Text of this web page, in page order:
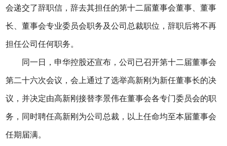
会递交了辞职信，辞去其担任的第十二届董事会董事、董事
长、董事会专业委员会职务及公司总裁职位，辞职后将不再
担任公司任何职务。
同一日，申华控股还宣布，公司已召开第十二届董事会
第二十六次会议，会上通过了选举高新刚为新任董事长的决
议，并决定由高新刚接替李景伟在董事会各专门委员会的职
务，同时聘任高新刚为公司总裁，以上任命均至本届董事会
任期届满。